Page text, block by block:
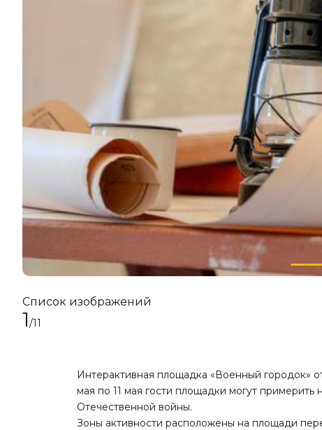
Список изображений
1/11
Интерактивная площадка «Военный городок»
мая по 11 мая гости площадки могут
Отечественной войны.
Зоны активности расположены на площади